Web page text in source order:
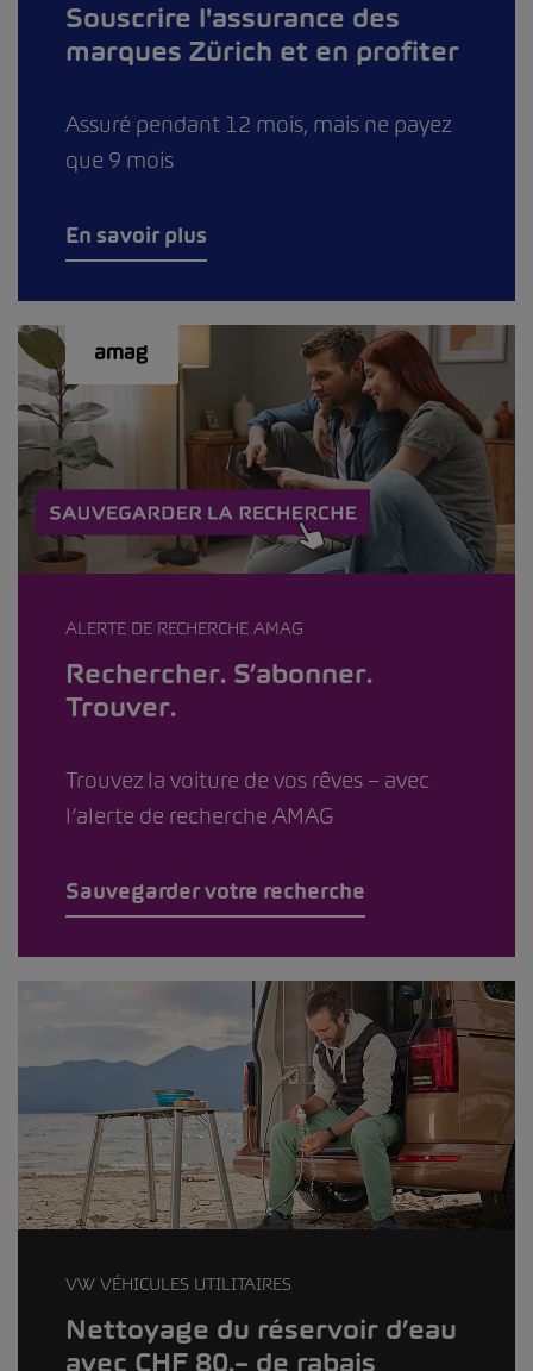
Souscrire l'assurance des
marques Zürich et en profiter
Assuré pendant 12 mois, mais ne payez
que 9 mois
En savoir plus
ALERTE DE RECHERCHE AMAG
Rechercher. S’abonner.
Trouver.
Trouvez la voiture de vos rêves – avec
l’alerte de recherche AMAG
Sauvegarder votre recherche
VW VÉHICULES UTILITAIRES
Nettoyage du réservoir d’eau
avec CHF 80.– de rabais